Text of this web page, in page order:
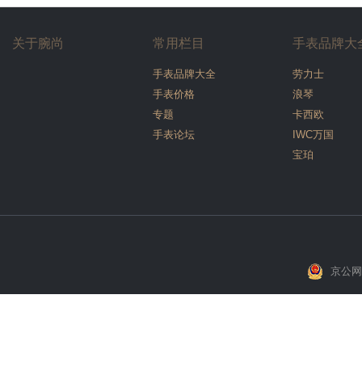
关于腕尚 常用栏目
手表品牌大全
手表价格
专题
手表论坛
手表品牌大
劳力士
浪琴
卡西欧
IWC万国
宝珀
京公